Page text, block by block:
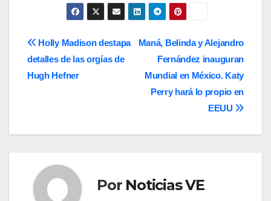
Navegación
de
Maná, Belinda y Alejandro
Fernández inauguran
Mundial en México. Katy
Perry hará lo propio en
EEUU
Holly Madison destapa
detalles de las orgías de
Hugh Hefner
Por Noticias VE